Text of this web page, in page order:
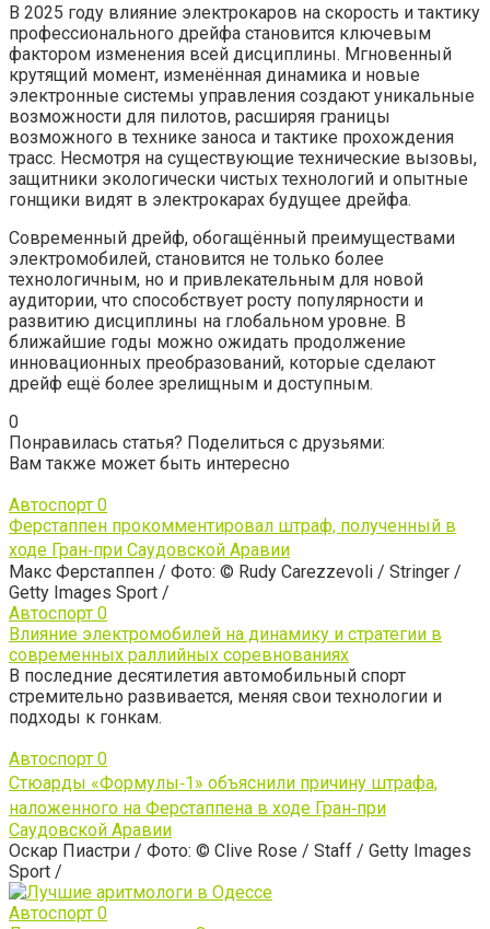
В 2025 году влияние электрокаров на скорость и тактику
профессионального дрейфа становится ключевым
фактором изменения всей дисциплины. Мгновенный
крутящий момент, изменённая динамика и новые
электронные системы управления создают уникальные
возможности для пилотов, расширяя границы
возможного в технике заноса и тактике прохождения
трасс. Несмотря на существующие технические вызовы,
защитники экологически чистых технологий и опытные
гонщики видят в электрокарах будущее дрейфа.
Современный дрейф, обогащённый преимуществами
электромобилей, становится не только более
технологичным, но и привлекательным для новой
аудитории, что способствует росту популярности и
развитию дисциплины на глобальном уровне. В
ближайшие годы можно ожидать продолжение
инновационных преобразований, которые сделают
дрейф ещё более зрелищным и доступным.
0
Понравилась статья? Поделиться с друзьями:
Вам также может быть интересно
Автоспорт 0
Ферстаппен прокомментировал штраф, полученный в
ходе Гран‑при Саудовской Аравии
Макс Ферстаппен / Фото: © Rudy Carezzevoli / Stringer /
Getty Images Sport /
Автоспорт 0
Влияние электромобилей на динамику и стратегии в
современных раллийных соревнованиях
В последние десятилетия автомобильный спорт
стремительно развивается, меняя свои технологии и
подходы к гонкам.
Автоспорт 0
Стюарды «Формулы‑1» объяснили причину штрафа,
наложенного на Ферстаппена в ходе Гран‑при
Саудовской Аравии
Оскар Пиастри / Фото: © Clive Rose / Staff / Getty Images
Sport /
Автоспорт 0